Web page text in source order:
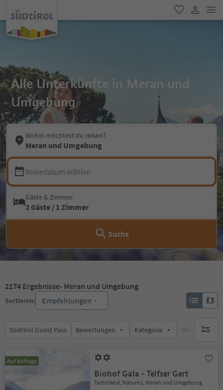
favorit
user link
Alle Unterkünfte in Meran und
Umgebung
Wohin möchtest du reisen?
Meran und Umgebung
Reisedatum wählen
Gäste & Zimmer
2 Gäste / 1 Zimmer
Suche
2174 Ergebnisse- Meran und Umgebung
Sortieren: Empfehlungen
Südtirol Guest Pass Bewertungen Kategorie keine
Auf Anfrage
Biohof Gala - Telfser Gert
Tschirland, Naturns, Meran und Umgebung